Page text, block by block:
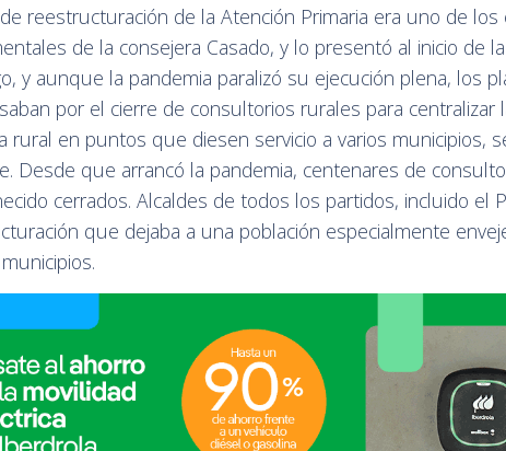
reestructuración de la Atención Primaria era uno de los
de la consejera Casado, y lo presentó al inicio de
y aunque la pandemia paralizó su ejecución plena, los
por el cierre de consultorios rurales para centralizar
rural en puntos que diesen servicio a varios municipios,
Desde que arrancó la pandemia, centenares de
cerrados. Alcaldes de todos los partidos, incluido el
que dejaba a una población especialmente